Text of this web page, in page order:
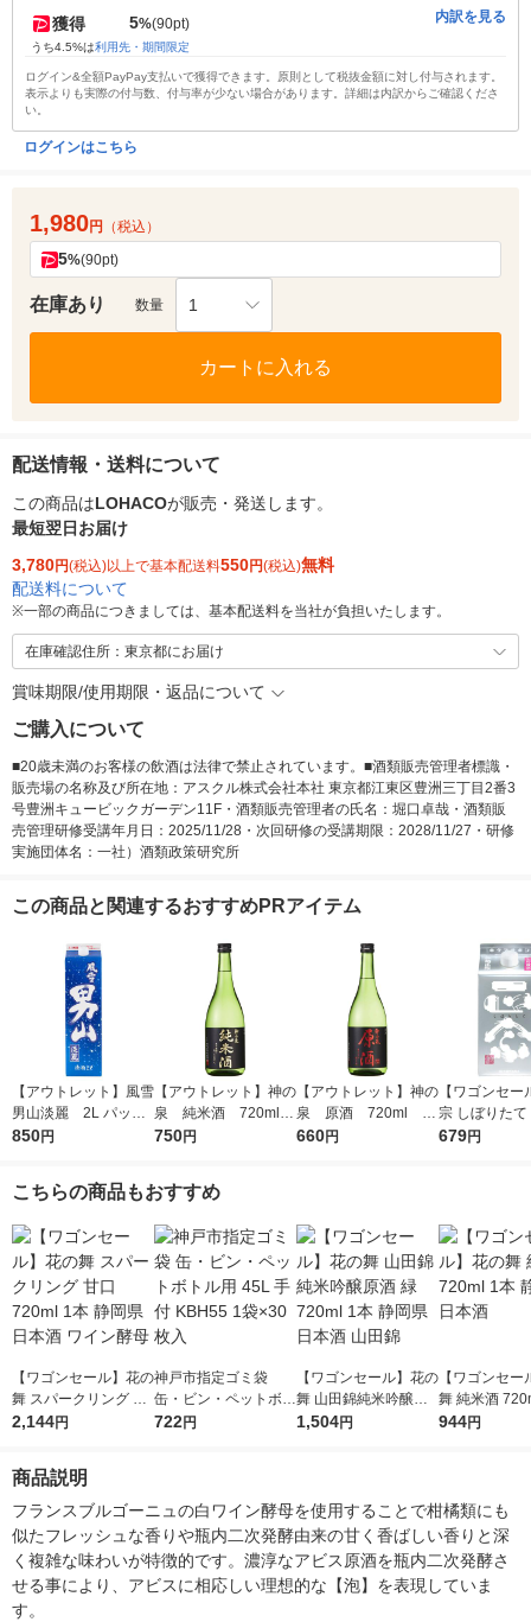
獲得 5%(90pt)
うち4.5%は利用先・期間限定
内訳を見る
ログイン&全額PayPay支払いで獲得できます。原則として税抜金額に対し付与されます。
表示よりも実際の付与数、付与率が少ない場合があります。詳細は内訳からご確認くださ
い。
ログインはこちら
1,980円 （税込）
5%(90pt)
在庫あり 数量 1
カートに入れる
配送情報・送料について
この商品はLOHACOが販売・発送します。
最短翌日お届け
3,780円(税込)以上で基本配送料550円(税込)無料
配送料について
※一部の商品につきましては、基本配送料を当社が負担いたします。
在庫確認住所：東京都にお届け
賞味期限/使用期限・返品について
ご購入について
■20歳未満のお客様の飲酒は法律で禁止されています。■酒類販売管理者標識・
販売場の名称及び所在地：アスクル株式会社本社 東京都江東区豊洲三丁目2番3
号豊洲キュービックガーデン11F・酒類販売管理者の氏名：堀口卓哉・酒類販
売管理研修受講年月日：2025/11/28・次回研修の受講期限：2028/11/27・研修
実施団体名：一社）酒類政策研究所
この商品と関連するおすすめPRアイテム
【アウトレット】風雪
男山淡麗 2L パック
1本 東亜酒造 日本酒
850円
【アウトレット】神の
泉 純米酒 720ml 1
本 東亜酒造 日本酒
750円
【アウトレット】神の
泉 原酒 720ml 1
本 東亜酒造 日本酒
660円
【ワゴンセー
宗 しぼりたて
ック 900ml
679円
こちらの商品もおすすめ
【ワゴンセール】花の
舞 スパークリング 甘
口 720ml 1本 静岡県
2,144円
神戸市指定ゴミ袋
缶・ビン・ペットボト
ル用 45L 手付 KBH55
722円
【ワゴンセール】花の
舞 山田錦純米吟醸原
酒 緑 720ml 1本 静岡
1,504円
【ワゴンセー
舞 純米酒
静岡県 日本酒
944円
商品説明
フランスブルゴーニュの白ワイン酵母を使用することで柑橘類にも
似たフレッシュな香りや瓶内二次発酵由来の甘く香ばしい香りと深
く複雑な味わいが特徴的です。濃淳なアビス原酒を瓶内二次発酵さ
せる事により、アビスに相応しい理想的な【泡】を表現していま
す。